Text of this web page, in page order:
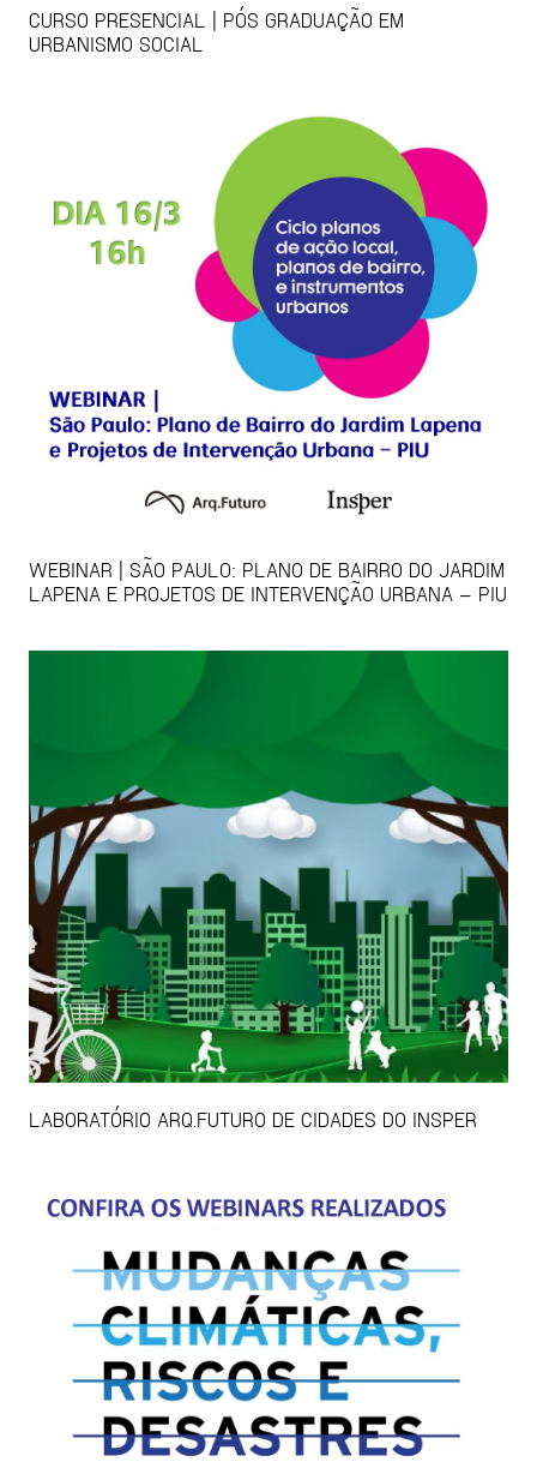
CURSO PRESENCIAL | PÓS GRADUAÇÃO EM
URBANISMO SOCIAL
WEBINAR | SÃO PAULO: PLANO DE BAIRRO DO JARDIM
LAPENA E PROJETOS DE INTERVENÇÃO URBANA – PIU
LABORATÓRIO ARQ.FUTURO DE CIDADES DO INSPER